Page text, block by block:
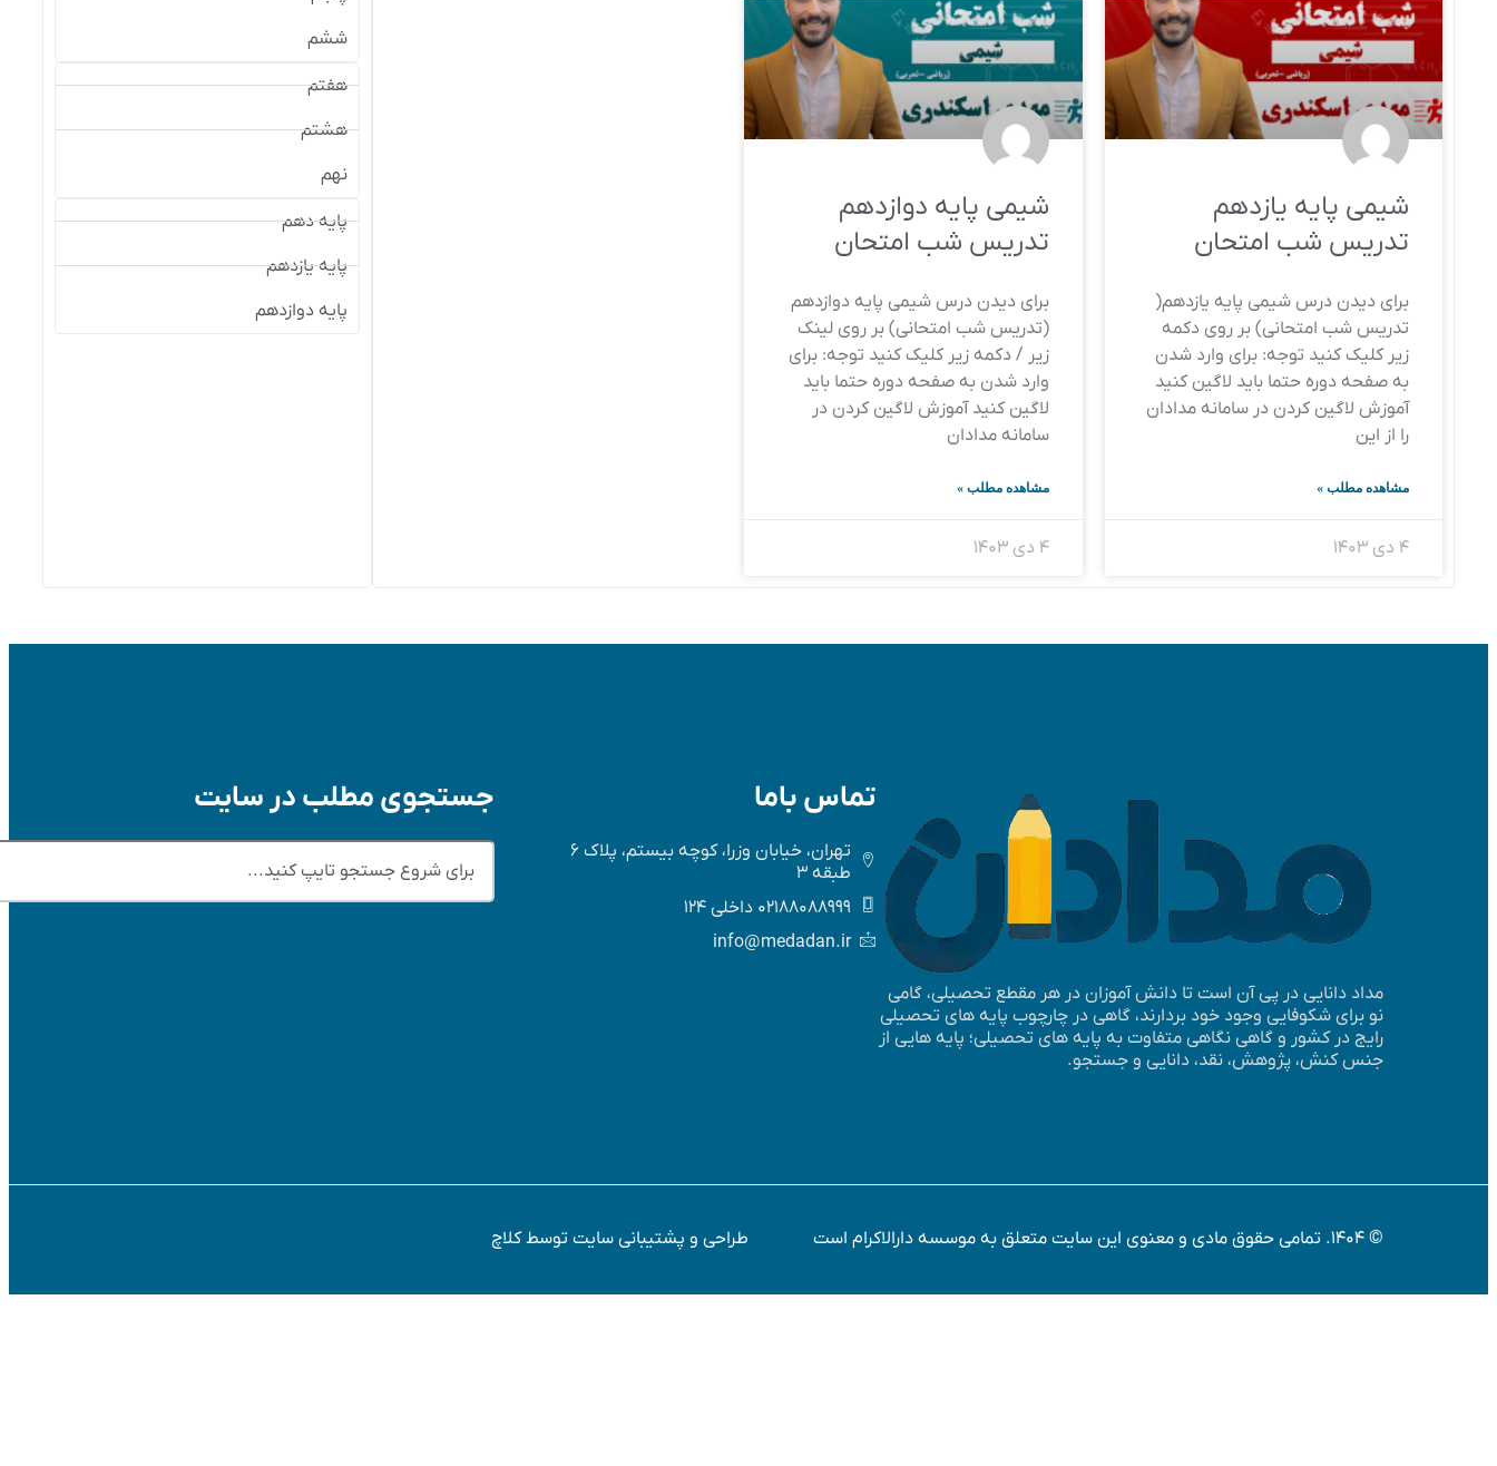
شیمی پایه یازدهم
تدریس شب امتحان
برای دیدن درس شیمی پایه یازدهم(
تدریس شب امتحانی) بر روی دکمه
زیر کلیک کنید توجه: برای وارد شدن
به صفحه دوره حتما باید لاگین کنید
آموزش لاگین کردن در سامانه مدادان
را از این
مشاهده مطلب »
۴ دی ۱۴۰۳
شیمی پایه دوازدهم
تدریس شب امتحان
برای دیدن درس شیمی پایه دوازدهم
(تدریس شب امتحانی) بر روی لینک
زیر / دکمه زیر کلیک کنید توجه: برای
وارد شدن به صفحه دوره حتما باید
لاگین کنید آموزش لاگین کردن در
سامانه مدادان
مشاهده مطلب »
۴ دی ۱۴۰۳
ششم
هفتم
هشتم
نهم
پایه دهم
پایه یازدهم
پایه دوازدهم
مداد دانایی در پی آن است تا دانش آموزان در هر مقطع تحصیلی، گامی
نو برای شکوفایی وجود خود بردارند، گاهی در چارچوب پایه های تحصیلی
رایج در کشور و گاهی نگاهی متفاوت به پایه­ های تحصیلی؛ پایه ­هایی از
جنس کنش، پژوهش، نقد، دانایی و جستجو.
تماس باما
تهران، خیابان وزرا، کوچه بیستم، پلاک 6
طبقه 3
02188088999 داخلی 124
info@medadan.ir
جستجوی مطلب در سایت
© 1404. تمامی حقوق مادی و معنوی این سایت متعلق به موسسه دارالاکرام است طراحی و پشتیبانی سایت توسط کلاچ